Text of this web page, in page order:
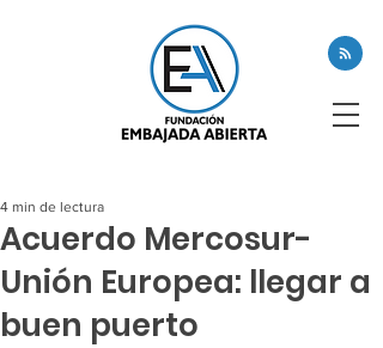
Acuerdo Mercosur-
Unión Europea: llegar a
buen puerto
4 min de lectura